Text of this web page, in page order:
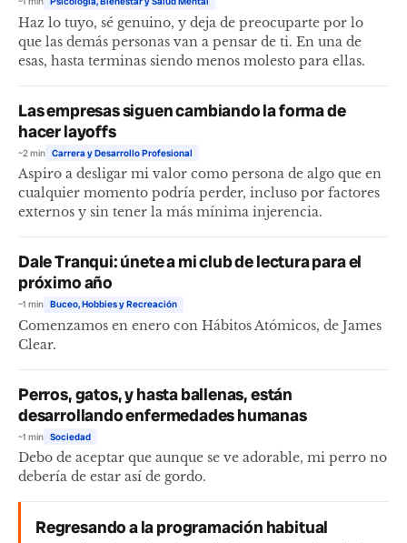
Haz lo tuyo, sé genuino, y deja de preocuparte por lo
que las demás personas van a pensar de ti. En una de
esas, hasta terminas siendo menos molesto para ellas.
Las empresas siguen cambiando la forma de
hacer layoffs
~2 min Carrera y Desarrollo Profesional
Aspiro a desligar mi valor como persona de algo que en
cualquier momento podría perder, incluso por factores
externos y sin tener la más mínima injerencia.
Dale Tranqui: únete a mi club de lectura para el
próximo año
~1 min Buceo, Hobbies y Recreación
Comenzamos en enero con Hábitos Atómicos, de James
Clear.
Perros, gatos, y hasta ballenas, están
desarrollando enfermedades humanas
~1 min Sociedad
Debo de aceptar que aunque se ve adorable, mi perro no
debería de estar así de gordo.
Regresando a la programación habitual